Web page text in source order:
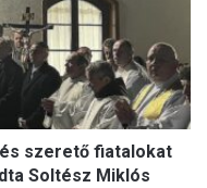
szerető fiatalokat
Soltész Miklós